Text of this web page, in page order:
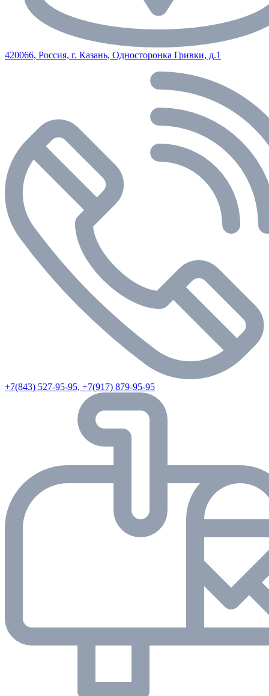
420066, Россия, г. Казань, Односторонка Гривки, д.1
+7(843) 527-95-95, +7(917) 879-95-95